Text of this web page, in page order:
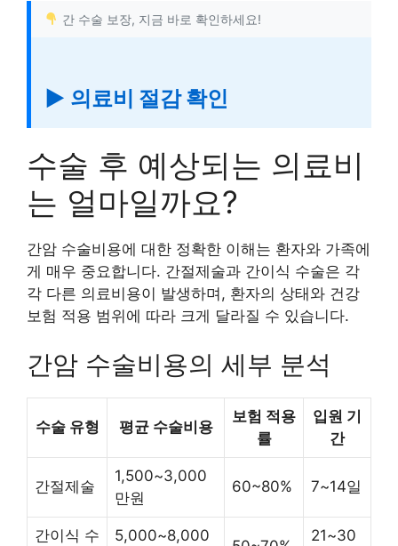
간 수술 보장, 지금 바로 확인하세요!
▶ 의료비 절감 확인
수술 후 예상되는 의료비
는 얼마일까요?
간암 수술비용에 대한 정확한 이해는 환자와 가족에
게 매우 중요합니다. 간절제술과 간이식 수술은 각
각 다른 의료비용이 발생하며, 환자의 상태와 건강
보험 적용 범위에 따라 크게 달라질 수 있습니다.
간암 수술비용의 세부 분석
수술 유형 평균 수술비용
보험 적용
률
입원 기
간
간절제술
1,500~3,000
만원
60~80% 7~14일
간이식 수
5,000~8,000
21~30